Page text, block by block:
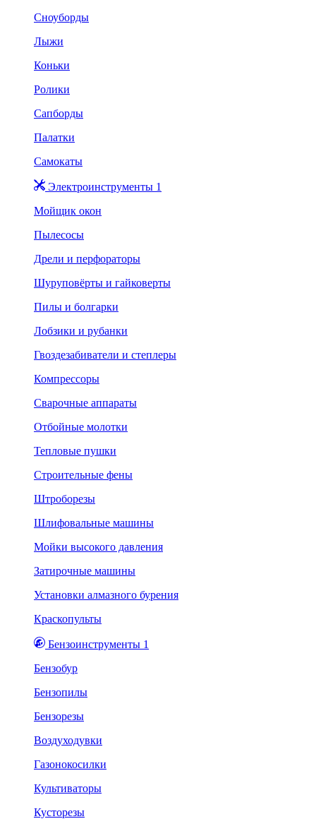
Сноуборды
Лыжи
Коньки
Ролики
Сапборды
Палатки
Самокаты
Электроинструменты 1
Мойщик окон
Пылесосы
Дрели и перфораторы
Шуруповёрты и гайковерты
Пилы и болгарки
Лобзики и рубанки
Гвоздезабиватели и степлеры
Компрессоры
Сварочные аппараты
Отбойные молотки
Тепловые пушки
Строительные фены
Штроборезы
Шлифовальные машины
Мойки высокого давления
Затирочные машины
Установки алмазного бурения
Краскопульты
Бензоинструменты 1
Бензобур
Бензопилы
Бензорезы
Воздуходувки
Газонокосилки
Культиваторы
Кусторезы